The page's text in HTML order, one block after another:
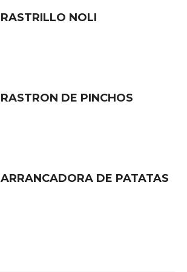
RASTRILLO NOLI
RASTRON DE PINCHOS
ARRANCADORA DE PATATAS